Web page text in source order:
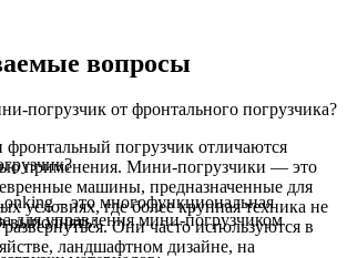
вопросы
погрузчик от фронтального погрузчика?
погрузчик отличаются
применения. Мини-погрузчики — это
машины, предназначенные для
условиях, где более крупная техника не
Они часто используются в
ландшафтном дизайне, на
– это многофункциональная
выполнять:
для управления мини-погрузчиком